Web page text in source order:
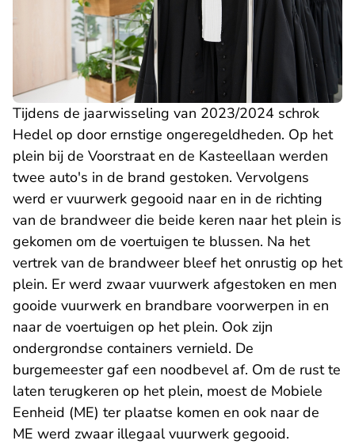
Tijdens de jaarwisseling van 2023/2024 schrok
Hedel op door ernstige ongeregeldheden. Op het
plein bij de Voorstraat en de Kasteellaan werden
twee auto's in de brand gestoken. Vervolgens
werd er vuurwerk gegooid naar en in de richting
van de brandweer die beide keren naar het plein is
gekomen om de voertuigen te blussen. Na het
vertrek van de brandweer bleef het onrustig op het
plein. Er werd zwaar vuurwerk afgestoken en men
gooide vuurwerk en brandbare voorwerpen in en
naar de voertuigen op het plein. Ook zijn
ondergrondse containers vernield. De
burgemeester gaf een noodbevel af. Om de rust te
laten terugkeren op het plein, moest de Mobiele
Eenheid (ME) ter plaatse komen en ook naar de
ME werd zwaar illegaal vuurwerk gegooid.